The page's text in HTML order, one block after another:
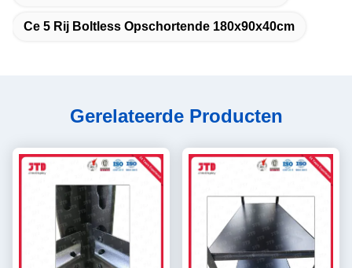
Ce 5 Rij Boltless Opschortende 180x90x40cm
Gerelateerde Producten